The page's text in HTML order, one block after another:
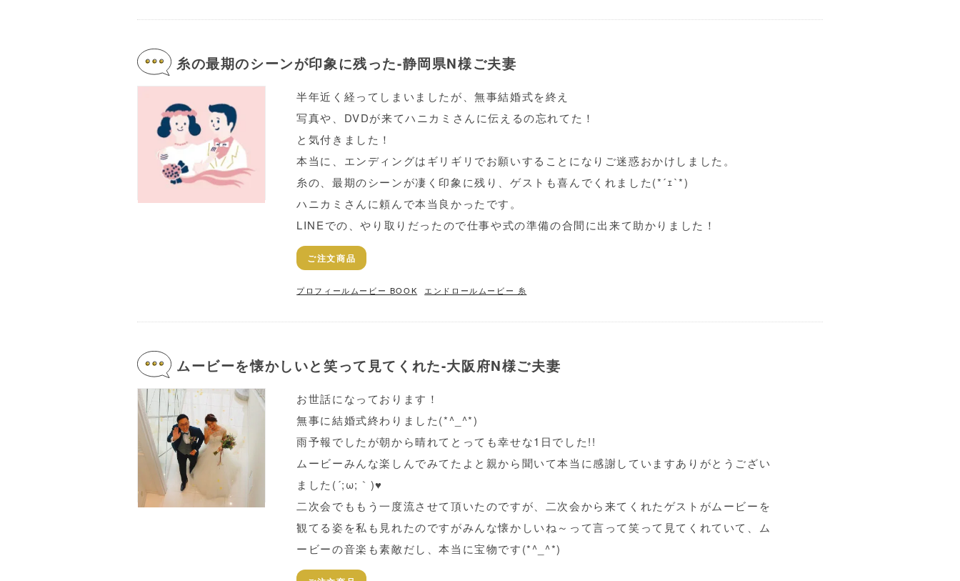
糸の最期のシーンが印象に残った-静岡県N様ご夫妻
半年近く経ってしまいましたが、無事結婚式を終え
写真や、DVDが来てハニカミさんに伝えるの忘れてた！
と気付きました！
本当に、エンディングはギリギリでお願いすることになりご迷惑おかけしました。
糸の、最期のシーンが凄く印象に残り、ゲストも喜んでくれました(*´ｪ`*)
ハニカミさんに頼んで本当良かったです。
LINEでの、やり取りだったので仕事や式の準備の合間に出来て助かりました！
ご注文商品
プロフィールムービー BOOK エンドロールムービー 糸
ムービーを懐かしいと笑って見てくれた-大阪府N様ご夫妻
お世話になっております！
無事に結婚式終わりました(*^_^*)
雨予報でしたが朝から晴れてとっても幸せな1日でした!!
ムービーみんな楽しんでみてたよと親から聞いて本当に感謝していますありがとうござい
ました(´;ω;｀)♥
二次会でももう一度流させて頂いたのですが、二次会から来てくれたゲストがムービーを
観てる姿を私も見れたのですがみんな懐かしいね～って言って笑って見てくれていて、ム
ービーの音楽も素敵だし、本当に宝物です(*^_^*)